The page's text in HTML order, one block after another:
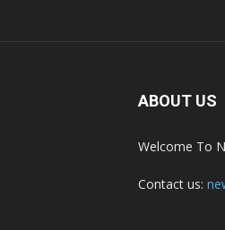
ABOUT US
Welcome To
Contact us: